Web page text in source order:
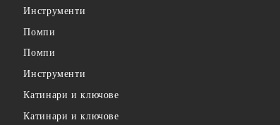
Инструменти
Помпи
Помпи
Инструменти
Катинари и ключове
Катинари и ключове